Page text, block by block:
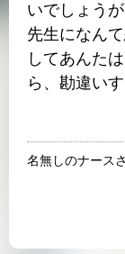
いでしょうが
先生になん
してあんた
ら、勘違い
名無しのナース